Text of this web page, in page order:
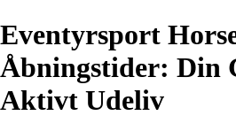
Eventyrsport
Åbningstider: Din
Aktivt Udeliv